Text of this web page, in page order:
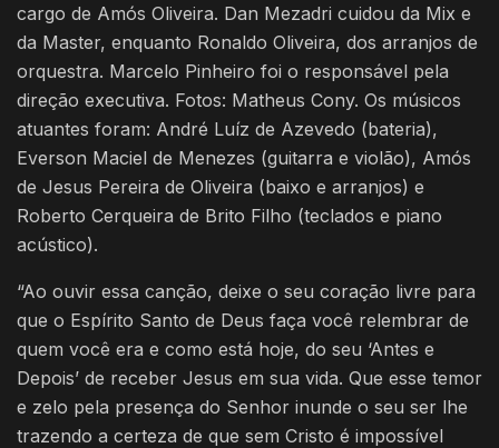
cargo de Amós Oliveira. Dan Mezadri cuidou da Mix e
da Master, enquanto Ronaldo Oliveira, dos arranjos de
orquestra. Marcelo Pinheiro foi o responsável pela
direção executiva. Fotos: Matheus Cony. Os músicos
atuantes foram: André Luíz de Azevedo (bateria),
Everson Maciel de Menezes (guitarra e violão), Amós
de Jesus Pereira de Oliveira (baixo e arranjos) e
Roberto Cerqueira de Brito Filho (teclados e piano
acústico).
“Ao ouvir essa canção, deixe o seu coração livre para
que o Espírito Santo de Deus faça você relembrar de
quem você era e como está hoje, do seu ‘Antes e
Depois’ de receber Jesus em sua vida. Que esse temor
e zelo pela presença do Senhor inunde o seu ser lhe
trazendo a certeza de que sem Cristo é impossível